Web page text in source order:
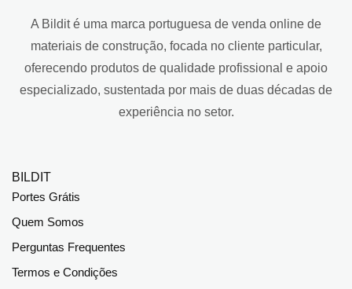
A Bildit é uma marca portuguesa de venda online de
materiais de construção, focada no cliente particular,
oferecendo produtos de qualidade profissional e apoio
especializado, sustentada por mais de duas décadas de
experiência no setor.
BILDIT
Portes Grátis
Quem Somos
Perguntas Frequentes
Termos e Condições